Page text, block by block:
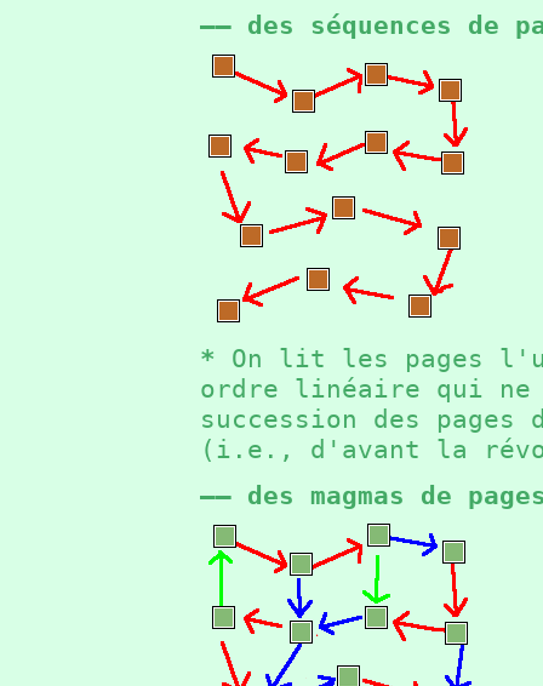
—— des séquences de
* On lit les pages
ordre linéaire qui
succession des
(i.e., d'avant la
—— des magmas de